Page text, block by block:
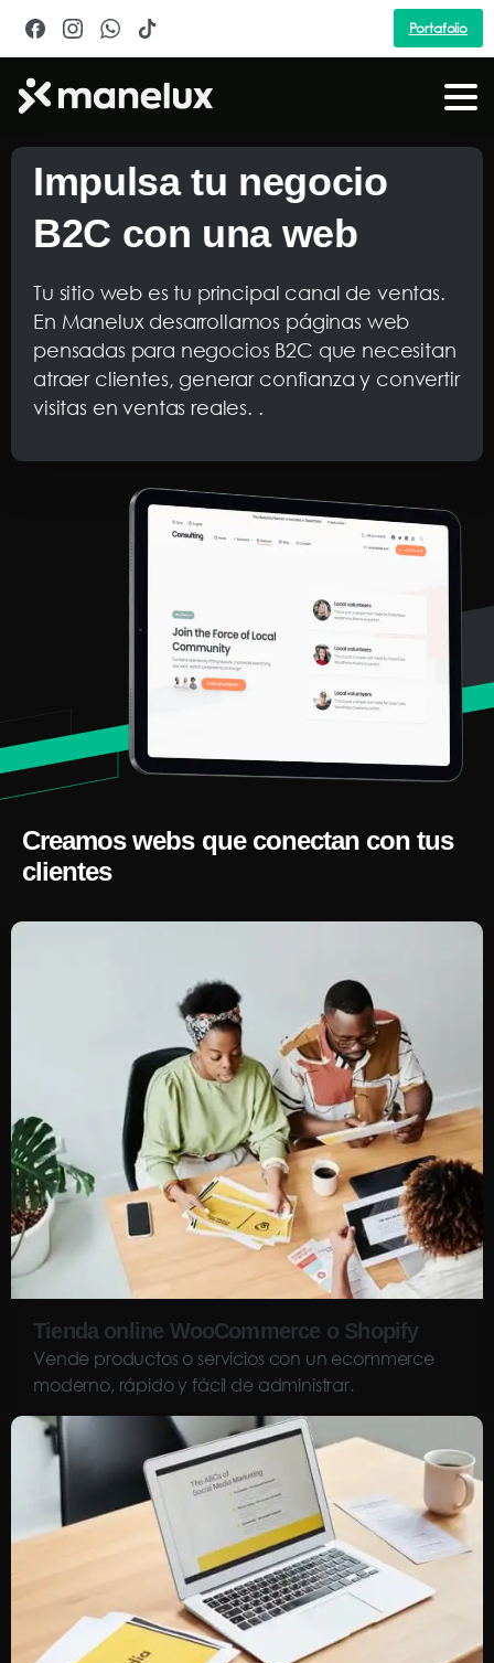
Portafolio
Impulsa tu negocio
B2C con una web
Tu sitio web es tu principal canal de ventas.
En Manelux desarrollamos páginas web
pensadas para negocios B2C que necesitan
atraer clientes, generar confianza y convertir
visitas en ventas reales. .
Creamos webs que conectan con tus
clientes
Tienda online WooCommerce o Shopify
Vende productos o servicios con un ecommerce
moderno, rápido y fácil de administrar.